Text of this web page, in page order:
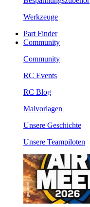
Werkzeuge
Part Finder
Community
Community
RC Events
RC Blog
Malvorlagen
Unsere Geschichte
Unsere Teampiloten